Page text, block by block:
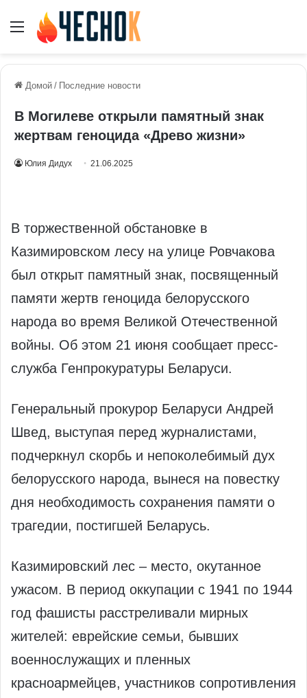
Меню
Домой / Последние новости
В Могилеве открыли памятный знак
жертвам геноцида «Древо жизни»
Юлия Дидух 21.06.2025
В торжественной обстановке в
Казимировском лесу на улице Ровчакова
был открыт памятный знак, посвященный
памяти жертв геноцида белорусского
народа во время Великой Отечественной
войны. Об этом 21 июня сообщает пресс-
служба Генпрокуратуры Беларуси.
Генеральный прокурор Беларуси Андрей
Швед, выступая перед журналистами,
подчеркнул скорбь и непоколебимый дух
белорусского народа, вынеся на повестку
дня необходимость сохранения памяти о
трагедии, постигшей Беларусь.
Казимировский лес – место, окутанное
ужасом. В период оккупации с 1941 по 1944
год фашисты расстреливали мирных
жителей: еврейские семьи, бывших
военнослужащих и пленных
красноармейцев, участников сопротивления